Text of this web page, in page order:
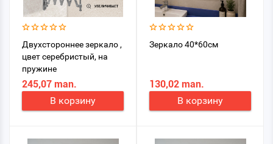
Двухстороннее зеркало ,
цвет серебристый, на
пружине
245,07 man.
В корзину
Зеркало 40*60см
130,02 man.
В корзину